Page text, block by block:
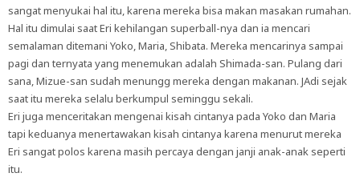
sangat menyukai hal itu, karena mereka bisa makan masakan rumahan.
Hal itu dimulai saat Eri kehilangan superball-nya dan ia mencari
semalaman ditemani Yoko, Maria, Shibata. Mereka mencarinya sampai
pagi dan ternyata yang menemukan adalah Shimada-san. Pulang dari
sana, Mizue-san sudah menungg mereka dengan makanan. JAdi sejak
saat itu mereka selalu berkumpul seminggu sekali.
Eri juga menceritakan mengenai kisah cintanya pada Yoko dan Maria
tapi keduanya menertawakan kisah cintanya karena menurut mereka
Eri sangat polos karena masih percaya dengan janji anak-anak seperti
itu.